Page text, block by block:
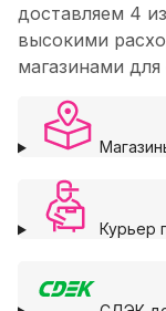
доставляем 4
высокими
магазинами
Курьер